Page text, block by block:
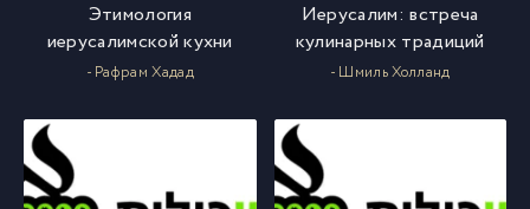
Этимология
иерусалимской кухни
- Рафрам Хадад
Иерусалим: встреча
кулинарных традиций
- Шмиль Холланд